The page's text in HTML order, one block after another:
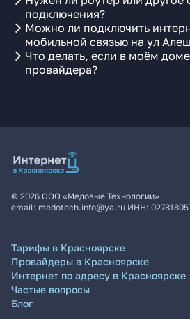
подключения?
Можно ли подключить
мобильной связью на ул
Что делать, если в моём
провайдера?
© 2026 ООО «Медовые Технологии»
email: medotech.info@ya.ru ИНН:
Тарифы в Красноярске
Провайдеры в Красноярске
Интернет по адресу в Красноярске
Частые вопросы
Блог